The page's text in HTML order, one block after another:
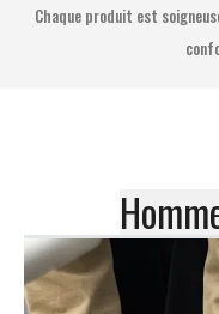
Chaque produit est